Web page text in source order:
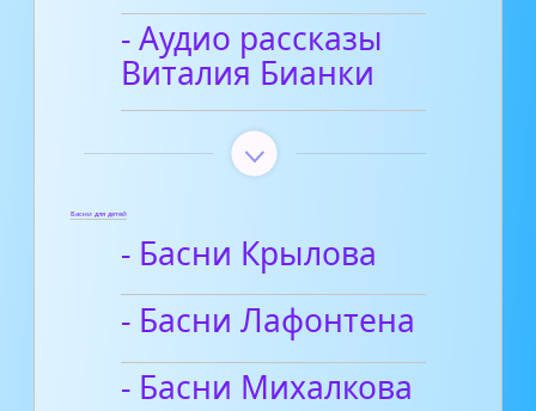
- Аудио рассказы
Виталия Бианки
Басни для детей
- Басни Крылова
- Басни Лафонтена
- Басни Михалкова